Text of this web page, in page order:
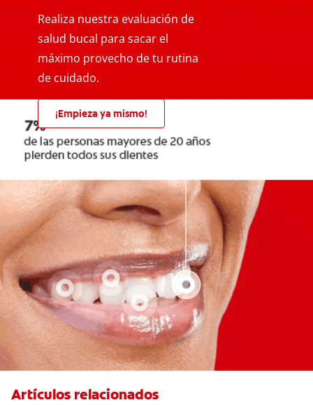
Realiza nuestra evaluación de
salud bucal para sacar el
máximo provecho de tu rutina
de cuidado.
¡Empieza ya mismo!
Artículos relacionados